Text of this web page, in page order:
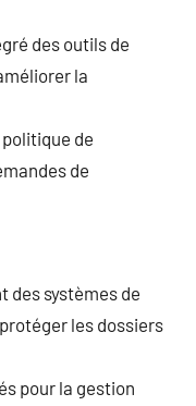
des outils de
la
de
de
des systèmes de
les dossiers
pour la gestion